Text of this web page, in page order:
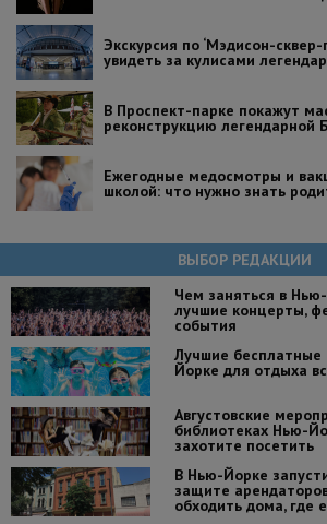
Экскурсия по ‘Мэдисон-
увидеть за кулисами
В Проспект-парке покажут
реконструкцию легендарной
Ежегодные медосмотры и
школой: что нужно знать
ВЫБОР РЕДАКЦИИ
Чем заняться в
лучшие концерты,
события
Лучшие
Йорке для отдыха
Августовские
библиотеках Нью-
захотите посетить
В Нью-Йорке
защите
обходить дома, где